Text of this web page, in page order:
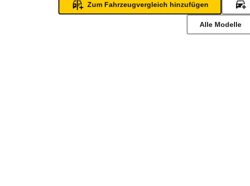
Zum Fahrzeugvergleich hinzufügen
Alle Modelle